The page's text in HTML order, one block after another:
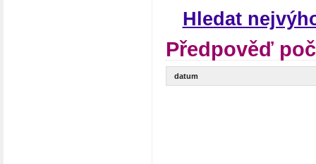
Hledat
Předpověď
datum